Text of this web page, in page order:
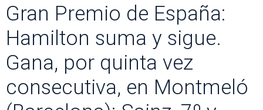
Gran Premio de España:
Hamilton suma y sigue.
Gana, por quinta vez
consecutiva, en Montmeló